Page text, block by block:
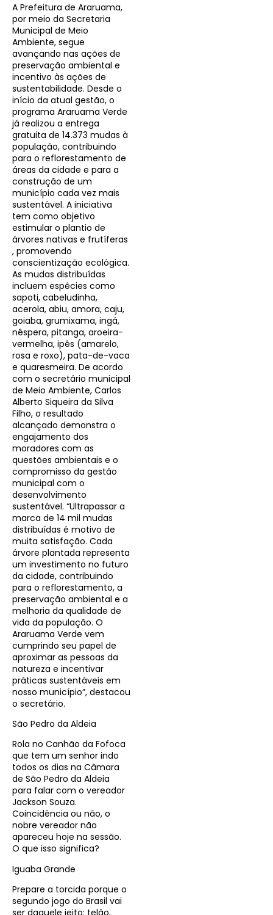
A Prefeitura de Araruama,
por meio da Secretaria
Municipal de Meio
Ambiente, segue
avançando nas ações de
preservação ambiental e
incentivo às ações de
sustentabilidade. Desde o
início da atual gestão, o
programa Araruama Verde
já realizou a entrega
gratuita de 14.373 mudas à
população, contribuindo
para o reflorestamento de
áreas da cidade e para a
construção de um
município cada vez mais
sustentável. A iniciativa
tem como objetivo
estimular o plantio de
árvores nativas e frutíferas
, promovendo
conscientização ecológica.
As mudas distribuídas
incluem espécies como
sapoti, cabeludinha,
acerola, abiu, amora, caju,
goiaba, grumixama, ingá,
nêspera, pitanga, aroeira-
vermelha, ipês (amarelo,
rosa e roxo), pata-de-vaca
e quaresmeira. De acordo
com o secretário municipal
de Meio Ambiente, Carlos
Alberto Siqueira da Silva
Filho, o resultado
alcançado demonstra o
engajamento dos
moradores com as
questões ambientais e o
compromisso da gestão
municipal com o
desenvolvimento
sustentável. “Ultrapassar a
marca de 14 mil mudas
distribuídas é motivo de
muita satisfação. Cada
árvore plantada representa
um investimento no futuro
da cidade, contribuindo
para o reflorestamento, a
preservação ambiental e a
melhoria da qualidade de
vida da população. O
Araruama Verde vem
cumprindo seu papel de
aproximar as pessoas da
natureza e incentivar
práticas sustentáveis em
nosso município”, destacou
o secretário.
São Pedro da Aldeia
Rola no Canhão da Fofoca
que tem um senhor indo
todos os dias na Câmara
de São Pedro da Aldeia
para falar com o vereador
Jackson Souza.
Coincidência ou não, o
nobre vereador não
apareceu hoje na sessão.
O que isso significa?
Iguaba Grande
Prepare a torcida porque o
segundo jogo do Brasil vai